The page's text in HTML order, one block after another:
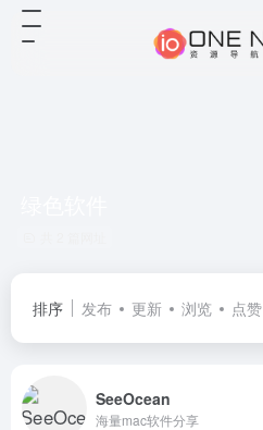
排序 发布 更新 浏览 点赞
SeeOcean
海量mac软件分享